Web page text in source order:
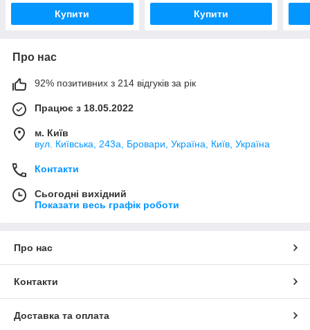
Купити Купити
Про нас
92% позитивних з 214 відгуків за рік
Працює з 18.05.2022
м. Київ
вул. Київська, 243а, Бровари, Україна, Київ, Україна
Контакти
Сьогодні вихідний
Показати весь графік роботи
Про нас
Контакти
Доставка та оплата